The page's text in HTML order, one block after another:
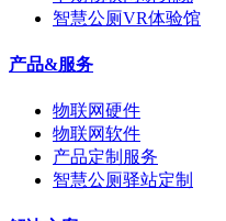
智慧公厕VR体验馆
产品&服务
物联网硬件
物联网软件
产品定制服务
智慧公厕驿站定制